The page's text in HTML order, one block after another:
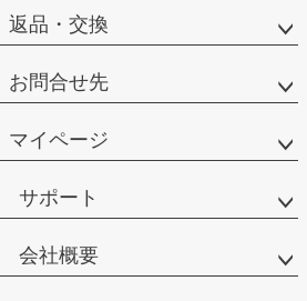
返品・交換
お問合せ先
マイページ
サポート
会社概要